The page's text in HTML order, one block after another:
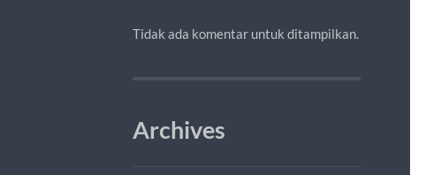
Tidak ada komentar untuk ditampilkan.
Archives